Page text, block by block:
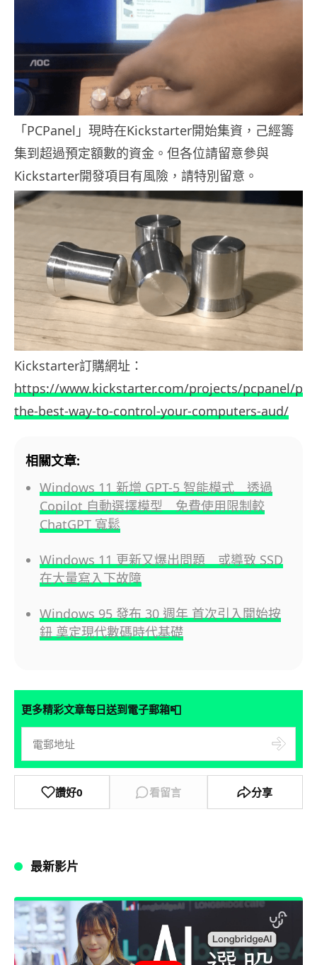
「PCPanel」現時在Kickstarter開始集資，己經籌
集到超過預定額數的資金。但各位請留意參與
Kickstarter開發項目有風險，請特別留意。
Kickstarter訂購網址：
https://www.kickstarter.com/projects/pcpanel/
the-best-way-to-control-your-computers-aud/
相關文章:
Windows 11 新增 GPT-5 智能模式 透過
Copilot 自動選擇模型 免費使用限制較
ChatGPT 寬鬆
Windows 11 更新又爆出問題 或導致 SSD
在大量寫入下故障
Windows 95 發布 30 週年 首次引入開始按
鈕 奠定現代數碼時代基礎
更多精彩文章每日送到電子郵箱📮
讚好0 看留言 分享
最新影片